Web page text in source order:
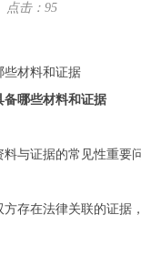
击： 95
些材料和证据
备哪些材料和证据
与证据的常见性重要问
方存在法律关联的证据